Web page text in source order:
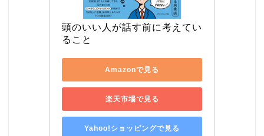
頭のいい人が話す前に考えてい
ること
Amazonで見る
楽天市場で見る
Yahoo!ショッピングで見る